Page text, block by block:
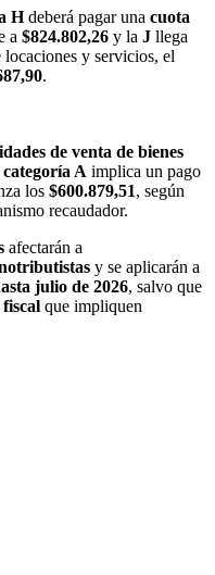
Hdeberá pagar una cuota
a $824.802,26 y la J llega
locaciones y servicios, el
.
de venta de bienes
categoría A implica un pago
los $600.879,51, según
recaudador.
afectarán a
y se aplicarán a
julio de 2026, salvo que
que impliquen